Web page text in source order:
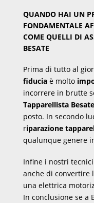
QUANDO HAI UN
FONDAMENTALE
COME QUELLI DI
BESATE
Prima di tutto al
fiduciaè molto
incorrere in brutte
Tapparellista Besate
posto. In secondo
riparazione
qualunque genere
Infine i nostri tecnici
anche di convertire
una elettrica
In conclusione se a